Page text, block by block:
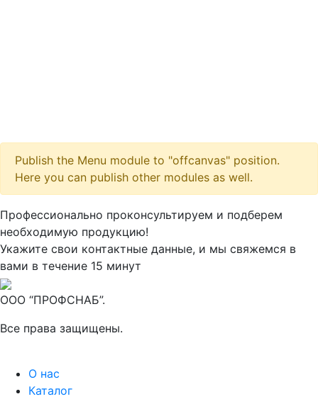
Publish the Menu module to "offcanvas" position.
Here you can publish other modules as well.
М ● консультант ПРОФСНАБ
Профессионально проконсультируем и подберем
необходимую продукцию!
Укажите свои контактные данные, и мы свяжемся в
вами в течение 15 минут
ООО “ПРОФСНАБ”.
Все права защищены.
О нас
Каталог